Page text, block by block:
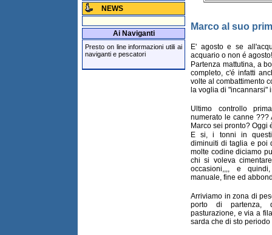
NEWS
Ai Naviganti
Presto on line informazioni utili ai
naviganti e pescatori
Marco al suo
E' agosto e se
acquario o non é agosto!
Partenza mattutina, a
completo, c'é infatti
volte al combattimento
la voglia di "incannarsi"
Ultimo controllo
numerato le canne ???
Marco sei pronto? Oggi
E si, i tonni in questi
diminuiti di taglia e poi
molte codine diciamo
chi si voleva
occasioni,,,, e
manuale, fine ed
Arriviamo in zona di
porto di partenza,
pasturazione, e via a
sarda che di sto